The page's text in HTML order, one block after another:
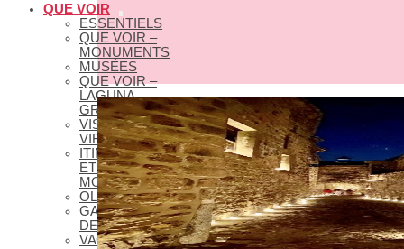
QUE VOIR
ESSENTIELS
QUE VOIR –
MONUMENTS
MUSÉES
QUE VOIR –
LAGUNA
GRANDE
VISITES
VIRTUELLES
ITINÉRAIRES
ET GUIDES
MONUMENTAUX
OLÉOTOURISME
GASTRONOMIE
DE BAEZA
VACANCES